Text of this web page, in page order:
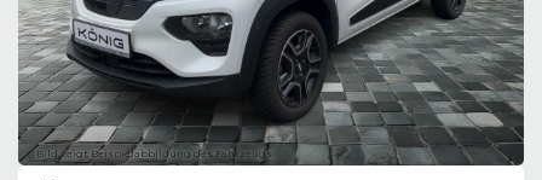
Bild zeigt Beispielabbildung des Fahrzeugs